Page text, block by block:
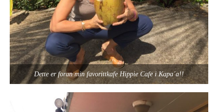
Dette er foran min favorittkafe Hippie Cafe i Kapa´a!!